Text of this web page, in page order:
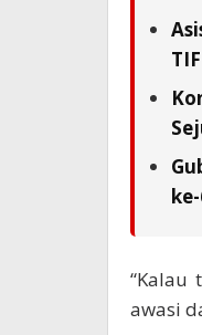
“Kalau
awasi